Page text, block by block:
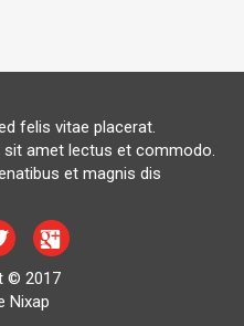
felis vitae placerat.
amet lectus et commodo.
et magnis dis
© 2017
Nixap